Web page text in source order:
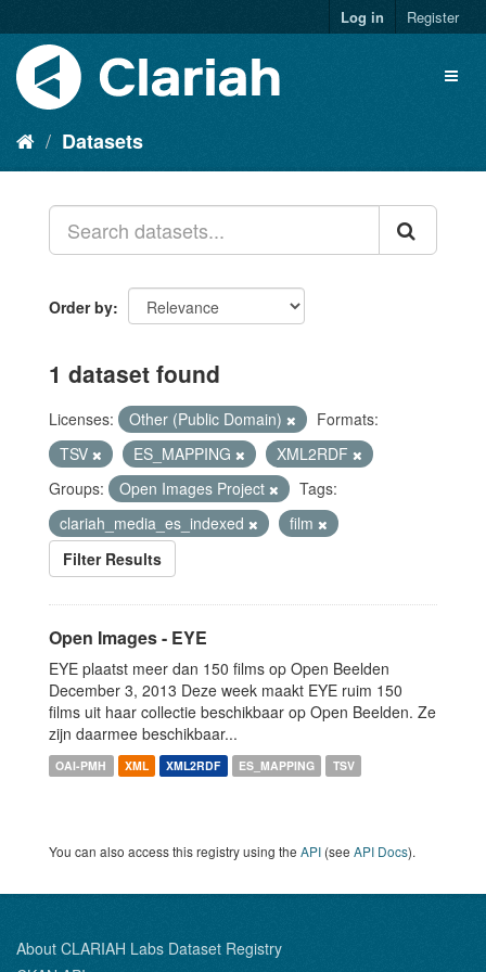
Log in Register
Datasets
Order by
1 dataset found
Licenses: Other (Public Domain)
Formats:
TSV
ES_MAPPING
XML2RDF
Groups:
Open Images Project
Tags:
clariah_media_es_indexed
film
Filter Results
Open Images - EYE
EYE plaatst meer dan 150 films op Open Beelden
December 3, 2013 Deze week maakt EYE ruim 150
films uit haar collectie beschikbaar op Open Beelden. Ze
zijn daarmee beschikbaar...
OAI-PMH XML XML2RDF ES_MAPPING TSV
You can also access this registry using the API (see API Docs).
About CLARIAH Labs Dataset Registry